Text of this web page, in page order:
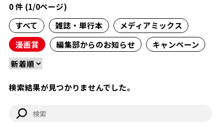
0 件 (1/0ページ)
すべて
雑誌・単行本
メディアミックス
漫画賞
編集部からのお知らせ キャンペーン
検索結果が見つかりませんでした。